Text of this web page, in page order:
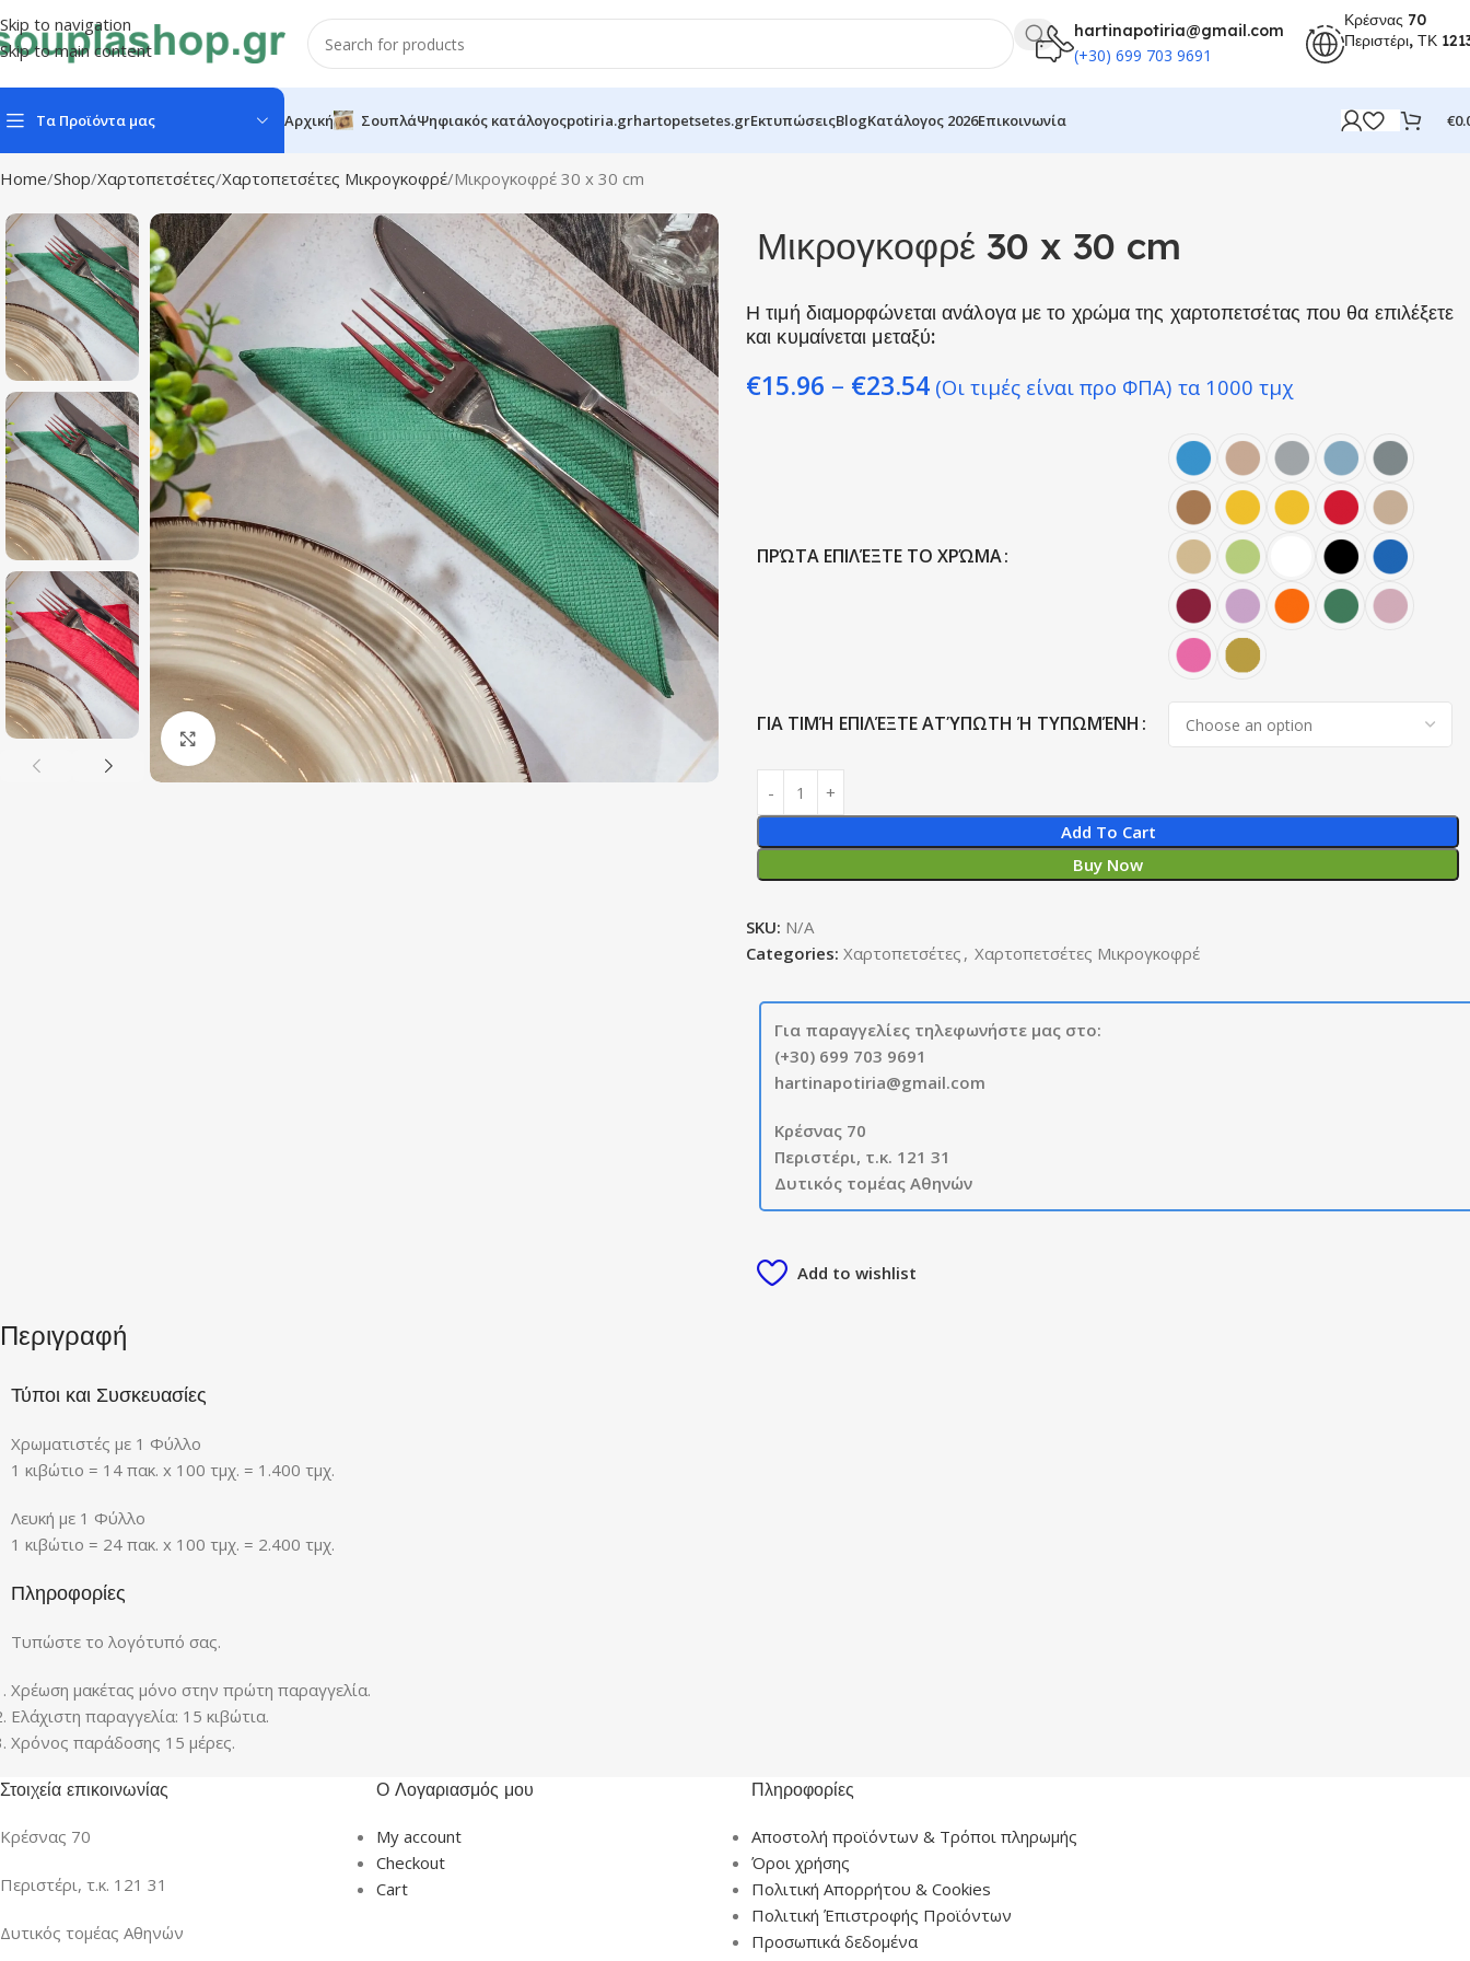
Skip to navigation
Skip to main content
hartinapotiria@gmail.com
(+30) 699 703 9691
Κρέσνας 70
Περιστέρι, ΤΚ
Τα Προϊόντα μας Αρχική ΣουπλάΨηφιακός κατάλογοςpotiria.grhartopetsetes.grΕκτυπώσειςBlogΚατάλογος 2026Επικοινωνία €
Home Shop Χαρτοπετσέτες Χαρτοπετσέτες Μικρογκοφρέ Μικρογκοφρέ 30 x 30 cm
Click to enlarge
Μικρογκοφρέ 30 x 30 cm
Η τιμή διαμορφώνεται ανάλογα με το χρώμα της χαρτοπετσέτας που θα επιλέξετε
και κυμαίνεται μεταξύ:
€15.96 – €23.54 (Οι τιμές είναι προ ΦΠΑ) τα 1000 τμχ
ΠΡΏΤΑ ΕΠΙΛΈΞΤΕ ΤΟ ΧΡΏΜΑ
ΓΙΑ ΤΙΜΉ ΕΠΙΛΈΞΤΕ ΑΤΎΠΩΤΗ Ή ΤΥΠΩΜΈΝΗ
Add To Cart
Buy Now
SKU: N/A
Categories: Χαρτοπετσέτες , Χαρτοπετσέτες Μικρογκοφρέ
Για παραγγελίες τηλεφωνήστε μας στο:
(+30) 699 703 9691
hartinapotiria@gmail.com
Κρέσνας 70
Περιστέρι, τ.κ. 121 31
Δυτικός τομέας Αθηνών
Add to wishlist
Περιγραφή
Τύποι και Συσκευασίες
Χρωματιστές με 1 Φύλλο
1 κιβώτιο = 14 πακ. x 100 τμχ. = 1.400 τμχ.
Λευκή με 1 Φύλλo
1 κιβώτιο = 24 πακ. x 100 τμχ. = 2.400 τμχ.
Πληροφορίες
Τυπώστε το λογότυπό σας.
Χρέωση μακέτας μόνο στην πρώτη παραγγελία.
Ελάχιστη παραγγελία: 15 κιβώτια.
Χρόνος παράδοσης 15 μέρες.
Στοιχεία επικοινωνίας
Κρέσνας 70
Περιστέρι, τ.κ. 121 31
Δυτικός τομέας Αθηνών
Ο Λογαριασμός μου
My account
Checkout
Cart
Πληροφορίες
Αποστολή προϊόντων & Τρόποι πληρωμής
Όροι χρήσης
Πολιτική Απορρήτου & Cookies
Πολιτική Έπιστροφής Προϊόντων
Προσωπικά δεδομένα